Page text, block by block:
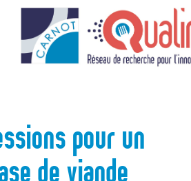
À BASE DE VIANDE
pour un
de viande